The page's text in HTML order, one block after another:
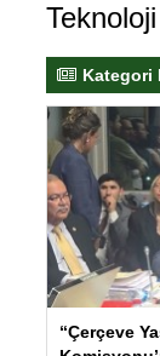
Kategori
“Çerçeve